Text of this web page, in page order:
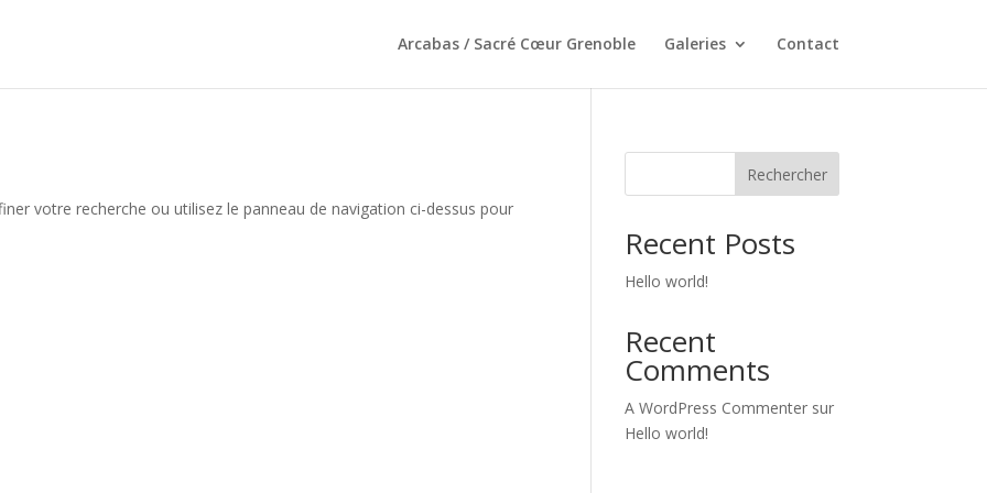
Arcabas / Sacré Cœur Grenoble Galeries Contact
votre recherche ou utilisez le panneau de navigation ci-dessus pour
Rechercher
Recent Posts
Hello world!
Recent
Comments
A WordPress Commenter sur
Hello world!